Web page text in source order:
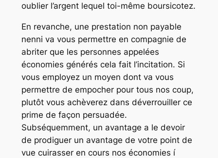
oublier l’argent lequel toi-même boursicotez.
En revanche, une prestation non payable
nenni va vous permettre en compagnie de
abriter que les personnes appelées
économies générés cela fait l’incitation. Si
vous employez un moyen dont va vous
permettre de empocher pour tous nos coup,
plutôt vous achèverez dans déverrouiller ce
prime de façon persuadée.
Subséquemment, un avantage a le devoir
de prodiguer un avantage de votre point de
vue cuirasser en cours nos économies í